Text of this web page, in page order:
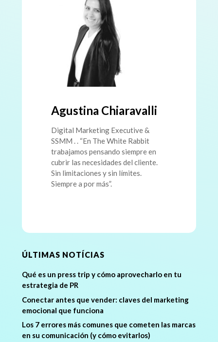
Agustina Chiaravalli
Digital Marketing Executive &
SSMM . . “En The White Rabbit
trabajamos pensando siempre en
cubrir las necesidades del cliente.
Sin limitaciones y sin límites.
Siempre a por más”.
ÚLTIMAS NOTÍCIAS
Qué es un press trip y cómo aprovecharlo en tu
estrategia de PR
Conectar antes que vender: claves del marketing
emocional que funciona
Los 7 errores más comunes que cometen las marcas
en su comunicación (y cómo evitarlos)